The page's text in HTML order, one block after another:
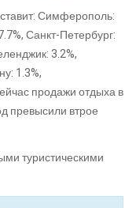
Симферополь:
Санкт-Петербург:
3.2%,
1.3%,
продажи отдыха в
превысили втрое
туристическими